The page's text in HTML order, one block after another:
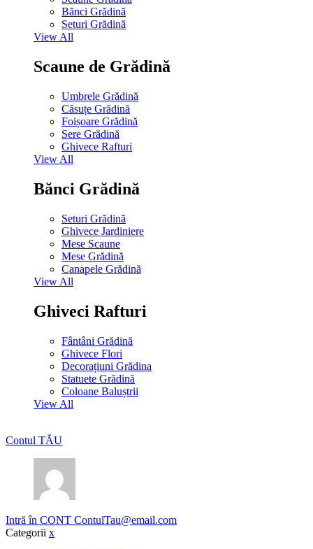
Bănci Grădină
Seturi Grădină
View All
Scaune de Grădină
Umbrele Grădină
Căsuțe Grădină
Foișoare Grădină
Sere Grădină
Ghivece Rafturi
View All
Bănci Grădină
Seturi Grădină
Ghivece Jardiniere
Mese Scaune
Mese Grădină
Canapele Grădină
View All
Ghiveci Rafturi
Fântâni Grădină
Ghivece Flori
Decorațiuni Grădina
Statuete Grădină
Coloane Baluștrii
View All
Contul TĂU
Intră în CONT ContulTau@email.com
Categorii x